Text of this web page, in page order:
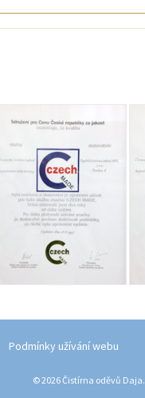
Podmínky užívání webu
© 2026 Čistírna oděvů